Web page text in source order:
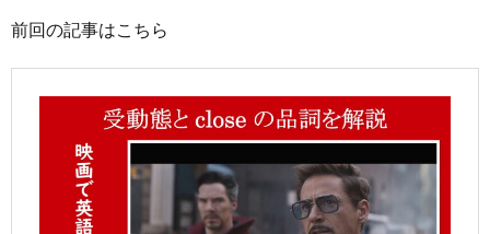
前回の記事はこちら